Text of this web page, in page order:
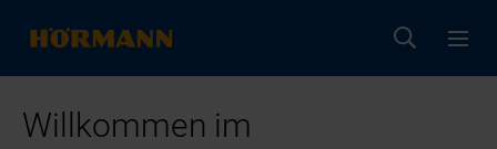
Willkommen im